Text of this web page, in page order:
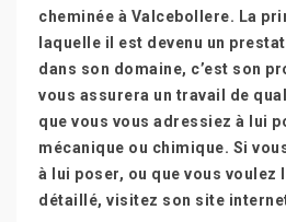
cheminée à Valcebollere. La
laquelle il est devenu un
dans son domaine, c’est son
vous assurera un travail de
que vous vous adressiez à lui
mécanique ou chimique. Si
à lui poser, ou que vous voulez
détaillé, visitez son site